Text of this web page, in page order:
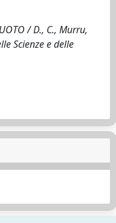
/ D., C., Murru,
Scienze e delle